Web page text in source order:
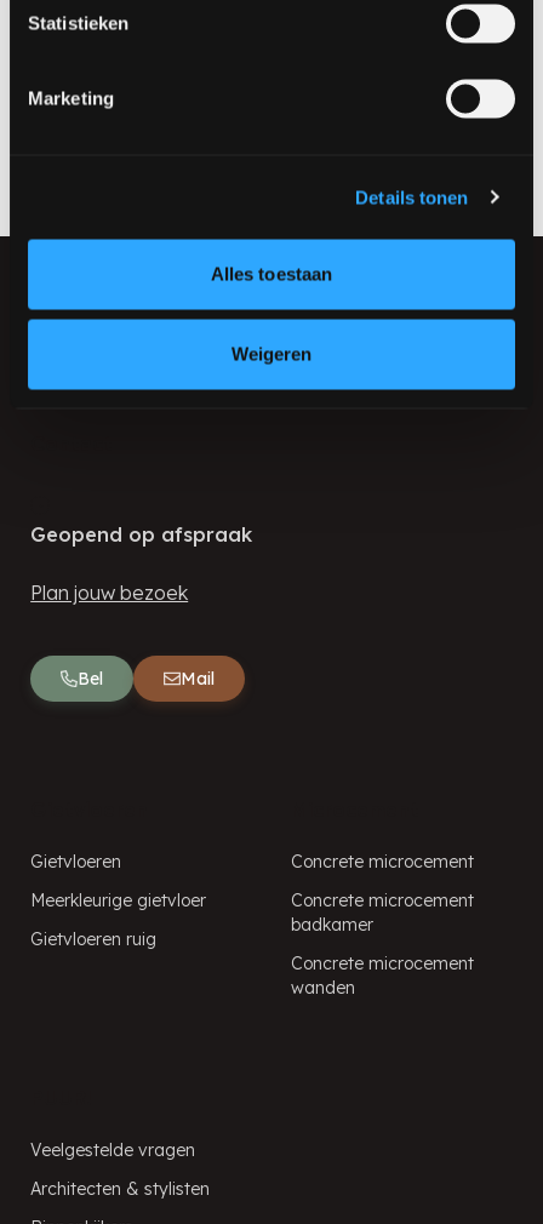
Statistieken
Marketing
Details tonen
Alles toestaan
Weigeren
Geopend op afspraak
Plan jouw bezoek
Bel Mail
Gietvloeren
Meerkleurige gietvloer
Gietvloeren ruig
Concrete microcement
Concrete microcement
badkamer
Concrete microcement
wanden
Veelgestelde vragen
Architecten & stylisten